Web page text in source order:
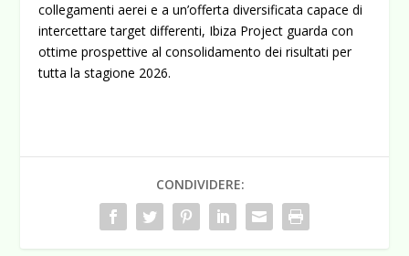
collegamenti aerei e a un’offerta diversificata capace di
intercettare target differenti, Ibiza Project guarda con
ottime prospettive al consolidamento dei risultati per
tutta la stagione 2026.
CONDIVIDERE: